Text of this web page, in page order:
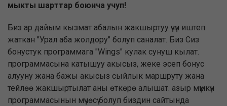
мыкты шарттар боюнча учуп!
Биз ар дайым кызмат абалын жакшыртуу үчүн иштеп
жаткан "Урал аба жолдору" болуп саналат. Биз Сиз
бонустук программага "Wings" кулак сунуш кылат.
программасына катышуу акысыз, жеке эсеп бонус
алууну жана бажы акысыз сыйлык маршруту жана
тейлөө жакшыртылат аны өткөрө алышат. азыр мүмкүн
программасынын мүчөсү болуп биздин сайтында